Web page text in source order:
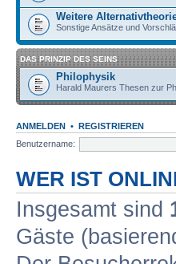
Weitere
Sonstige Ansätze und
DAS PRINZIP DES SEINS
Philophysik
Harald Maurers Thesen zur
ANMELDEN • REGISTRIEREN
Benutzername:
WER IST
Insgesamt sind
Gäste